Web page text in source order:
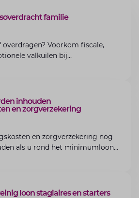
familie
Voorkom fiscale,
valkuilen bij
inhouden
en zorgverzekering
en zorgverzekering nog
als u rond het minimumloon
loon stagiaires en starters